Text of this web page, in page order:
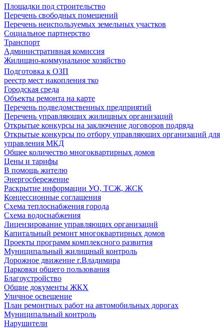
Площадки под строительство
Перечень свободных помещений
Перечень неиспользуемых земельных участков
Социальное партнерство
Транспорт
Административная комиссия
Жилищно-коммунальное хозяйство
Подготовка к ОЗП
реестр мест накопления тко
Городская среда
Объекты ремонта на карте
Перечень подведомственных предприятий
Перечень управляющих жилищных организаций
Открытые конкурсы на заключение договоров подряда
Открытые конкурсы по отбору управляющих организаций для
управления МКД
Общее количество многоквартирных домов
Цены и тарифы
В помощь жителю
Энергосбережение
Раскрытие информации УО, ТСЖ, ЖСК
Концессионные соглашения
Схема теплоснабжения города
Схема водоснабжения
Лицензирование управляющих организаций
Капитальный ремонт многоквартирных домов
Проекты программ комплексного развития
Муниципальный жилищный контроль
Дорожное движение г.Владимира
Парковки общего пользования
Благоустройство
Общие документы ЖКХ
Уличное освещение
План ремонтных работ на автомобильных дорогах
Муниципальный контроль
Нарушители